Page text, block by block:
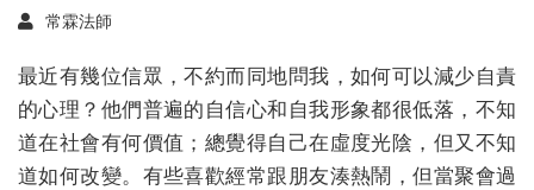
常霖法師
最近有幾位信眾，不約而同地問我，如何可以減少自責
的心理？他們普遍的自信心和自我形象都很低落，不知
道在社會有何價值；總覺得自己在虛度光陰，但又不知
道如何改變。有些喜歡經常跟朋友湊熱鬧，但當聚會過